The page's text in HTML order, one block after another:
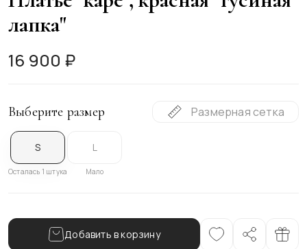
лапка"
16 900 ₽
Выберите размер Размерная сетка
S
Осталась 1 штука
L
Мало
Добавить в корзину